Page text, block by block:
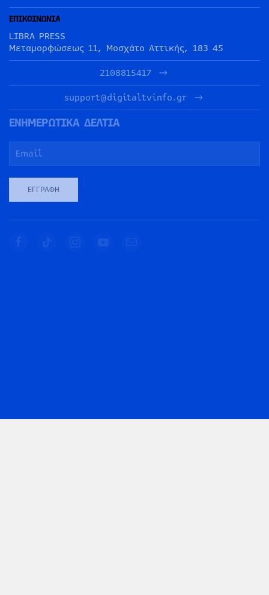
ΕΠΙΚΟΙΝΩΝΙΑ
LIBRA PRESS
Μεταμορφώσεως 11, Μοσχάτο Αττικής, 183 45
2108815417
support@digitaltvinfo.gr
ΕΝΗΜΕΡΩΤΙΚΑ ΔΕΛΤΙΑ
ΕΓΓΡΑΦΉ